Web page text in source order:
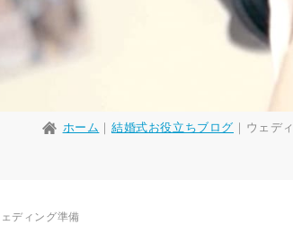
ホーム 結婚式お役立ちブログ ウェデ
ディング準備